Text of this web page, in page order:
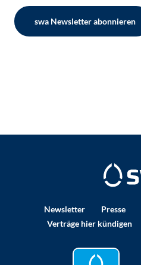
swa Newsletter abonnieren
Newsletter Presse
Verträge hier kündigen